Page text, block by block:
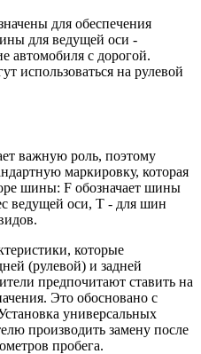
для обеспечения
для ведущей оси -
автомобиля с дорогой.
использоваться на рулевой
важную роль, поэтому
маркировку, которая
шины: F обозначает шины
ведущей оси, T - для шин
которые
(рулевой) и задней
предпочитают ставить на
Это обосновано с
универсальных
производить замену после
пробега.